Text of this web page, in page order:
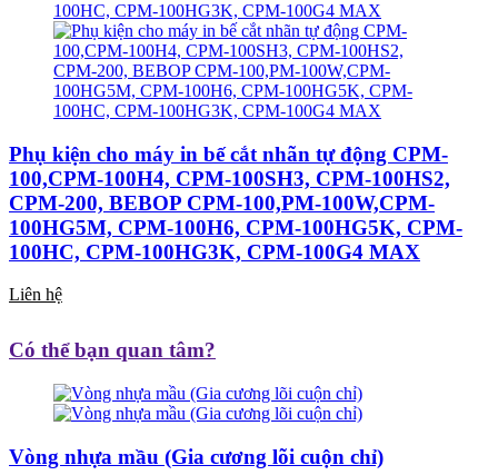
Phụ kiện cho máy in bế cắt nhãn tự động CPM-
100,CPM-100H4, CPM-100SH3, CPM-100HS2,
CPM-200, BEBOP CPM-100,PM-100W,CPM-
100HG5M, CPM-100H6, CPM-100HG5K, CPM-
100HC, CPM-100HG3K, CPM-100G4 MAX
Liên hệ
Có thể bạn quan tâm?
Vòng nhựa mầu (Gia cương lõi cuộn chỉ)